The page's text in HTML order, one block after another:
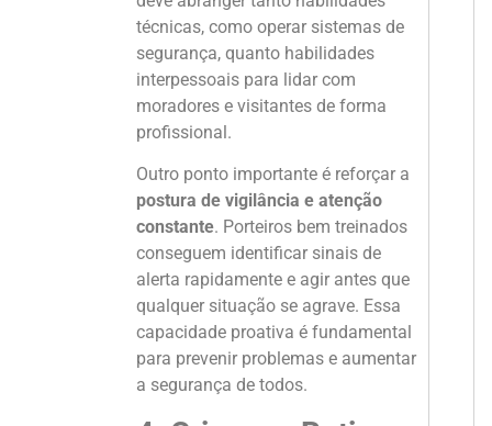
técnicas, como operar sistemas de
segurança, quanto habilidades
interpessoais para lidar com
moradores e visitantes de forma
profissional.
Outro ponto importante é reforçar a
postura de vigilância e atenção
constante. Porteiros bem treinados
conseguem identificar sinais de
alerta rapidamente e agir antes que
qualquer situação se agrave. Essa
capacidade proativa é fundamental
para prevenir problemas e aumentar
a segurança de todos.